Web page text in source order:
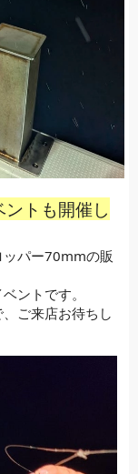
トも開催し
パー70mmの販
ントです。
ご来店お待ちし